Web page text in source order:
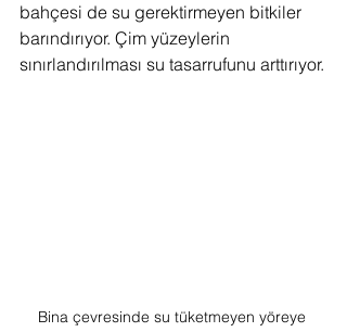
bahçesi de su gerektirmeyen bitkiler
barındırıyor. Çim yüzeylerin
sınırlandırılması su tasarrufunu arttırıyor.
Bina çevresinde su tüketmeyen yöreye